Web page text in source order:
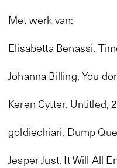
Met werk van:
Elisabetta Benassi,
Johanna Billing, You
Keren Cytter, Untitled,
goldiechiari, Dump
Jesper Just, It Will All